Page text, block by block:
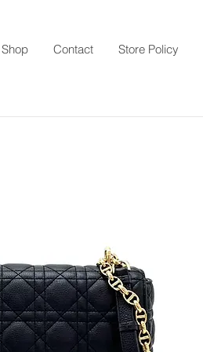
Shop Contact Store Policy